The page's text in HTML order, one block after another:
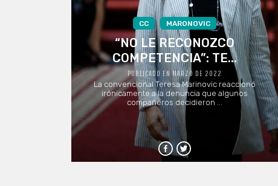
CC MARONOVIC
“NO LE RECONOZCO
COMPETENCIA”: TE...
PUBLICADO EN MARZO DE 2022
La convencional Teresa Marinovic reaccionó
irónicamente a la denuncia que algunos
compañeros decidieron ...